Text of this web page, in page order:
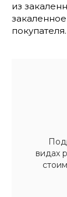
из
покупателя.
видах